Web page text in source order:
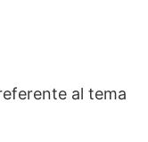
al tema